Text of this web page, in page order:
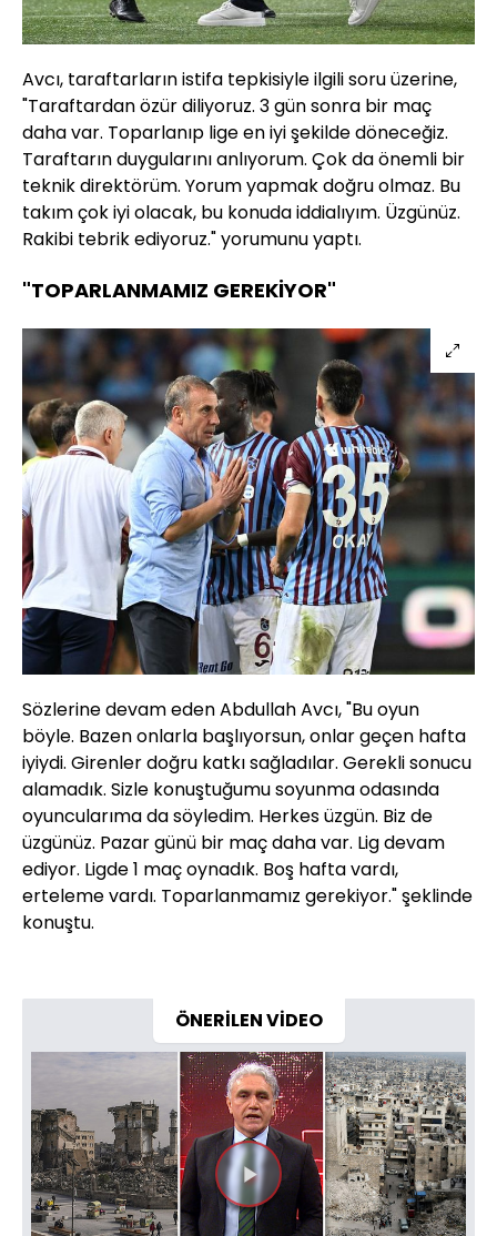
Avcı, taraftarların istifa tepkisiyle ilgili soru üzerine,
"Taraftardan özür diliyoruz. 3 gün sonra bir maç
daha var. Toparlanıp lige en iyi şekilde döneceğiz.
Taraftarın duygularını anlıyorum. Çok da önemli bir
teknik direktörüm. Yorum yapmak doğru olmaz. Bu
takım çok iyi olacak, bu konuda iddialıyım. Üzgünüz.
Rakibi tebrik ediyoruz." yorumunu yaptı.
"TOPARLANMAMIZ GEREKİYOR"
Sözlerine devam eden Abdullah Avcı, "Bu oyun
böyle. Bazen onlarla başlıyorsun, onlar geçen hafta
iyiydi. Girenler doğru katkı sağladılar. Gerekli sonucu
alamadık. Sizle konuştuğumu soyunma odasında
oyuncularıma da söyledim. Herkes üzgün. Biz de
üzgünüz. Pazar günü bir maç daha var. Lig devam
ediyor. Ligde 1 maç oynadık. Boş hafta vardı,
erteleme vardı. Toparlanmamız gerekiyor." şeklinde
konuştu.
ÖNERİLEN VİDEO
Videoyu